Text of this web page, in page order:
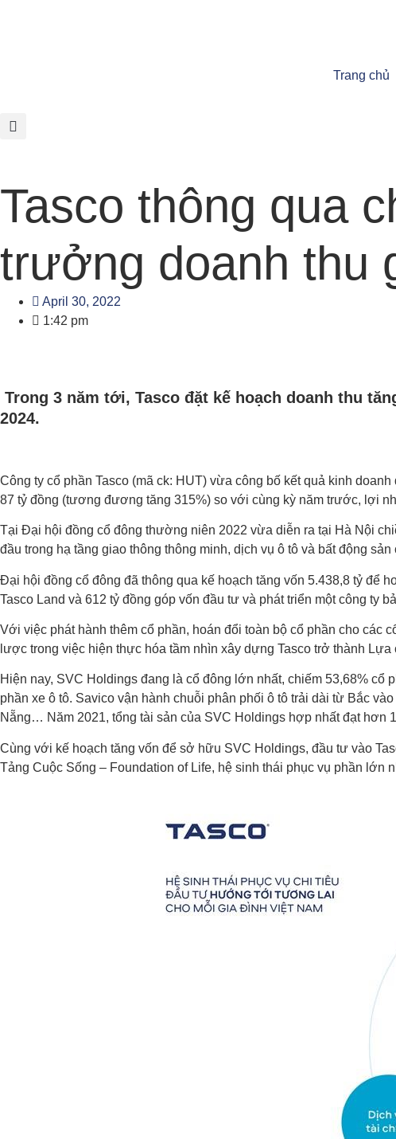
Trang chủ
Tasco thông qua
trưởng doanh thu
April 30, 2022
1:42 pm
Trong 3 năm tới, Tasco đặt kế hoạch doanh thu
2024.
Công ty cổ phần Tasco (mã ck: HUT) vừa công bố kết quả kinh
87 tỷ đồng (tương đương tăng 315%) so với cùng kỳ năm trước, lợi
Tại Đại hội đồng cổ đông thường niên 2022 vừa diễn ra tại Hà Nội
đầu trong hạ tầng giao thông thông minh, dịch vụ ô tô và bất động sản
Đại hội đồng cổ đông đã thông qua kế hoạch tăng vốn 5.438,8 tỷ để
Tasco Land và 612 tỷ đồng góp vốn đầu tư và phát triển một công ty
Với việc phát hành thêm cổ phần, hoán đổi toàn bộ cổ phần cho
lược trong việc hiện thực hóa tầm nhìn xây dựng Tasco trở thành
Hiện nay, SVC Holdings đang là cổ đông lớn nhất, chiếm 53,68%
phần xe ô tô. Savico vận hành chuỗi phân phối ô tô trải dài từ Bắc
Nẵng… Năm 2021, tổng tài sản của SVC Holdings hợp nhất đạt hơn
Cùng với kế hoạch tăng vốn để sở hữu SVC Holdings, đầu tư vào
Tảng Cuộc Sống – Foundation of Life, hệ sinh thái phục vụ phần